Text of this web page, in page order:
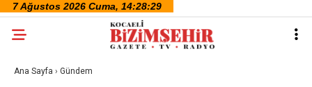
Ana Sayfa › Gündem